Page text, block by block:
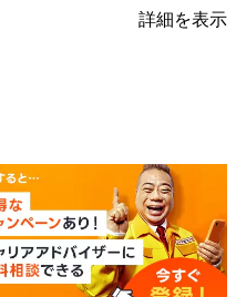
詳細を表示